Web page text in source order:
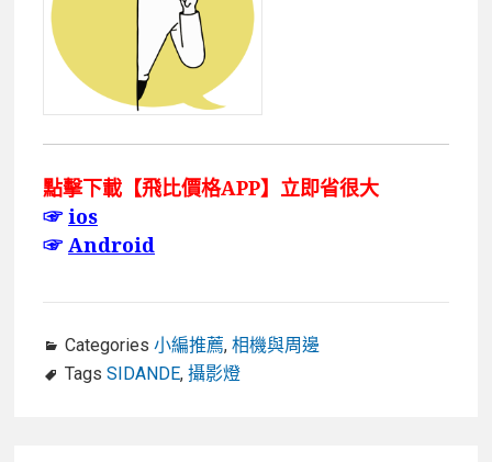
點擊下載【飛比價格APP】立即省很大
☞ios
☞Android
Categories 小編推薦, 相機與周邊
Tags SIDANDE, 攝影燈